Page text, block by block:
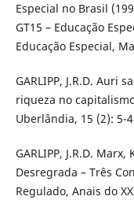
Especial no Brasil
GT15 – Educação
Educação Especial,
GARLIPP, J.R.D. Auri
riqueza no
Uberlândia, 15 (2): 5-
GARLIPP, J.R.D.
Desregrada – Três
Regulado, Anais do